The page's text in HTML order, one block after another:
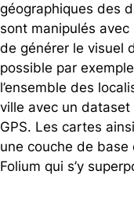
géographiques des
sont manipulés avec
de générer le visuel
possible par
l’ensemble des
ville avec un
GPS. Les cartes
une couche de base
Folium qui s’y